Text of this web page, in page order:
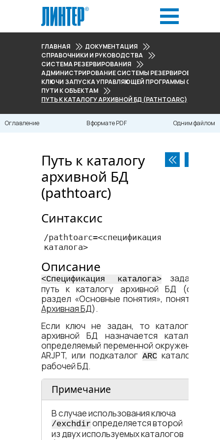
ГЛАВНАЯ
ДОКУМЕНТАЦИЯ
СПРАВОЧНИКИ И РУКОВОДСТВА
СИСТЕМА РЕЗЕРВИРОВАНИЯ
АДМИНИСТРИРОВАНИЕ СИСТЕМЫ РЕЗЕРВИРОВАНИЯ
КЛЮЧИ ЗАПУСКА УПРАВЛЯЮЩЕЙ ПРОГРАММЫ СИСТЕМЫ
ПУТИ К ОБЪЕКТАМ
ПУТЬ К КАТАЛОГУ АРХИВНОЙ БД (PATHTOARC)
Оглавление В формате PDF Одним файлом
Путь к каталогу
архивной БД
(pathtoarc)
Синтаксис
/pathtoarc=<​спецификация
каталога​>
Описание
<​Спецификация каталога​>задает
путь к каталогу архивной БД (см.
раздел «Основные понятия», понятие
Архивная БД).
Если ключ не задан, то каталогом
архивной БД назначается каталог,
определяемый переменной окружения
ARJPT, или подкаталог ARC каталога
рабочей БД.
Примечание
В случае использования ключа
/exchdir определяется второй
из двух используемых каталогов